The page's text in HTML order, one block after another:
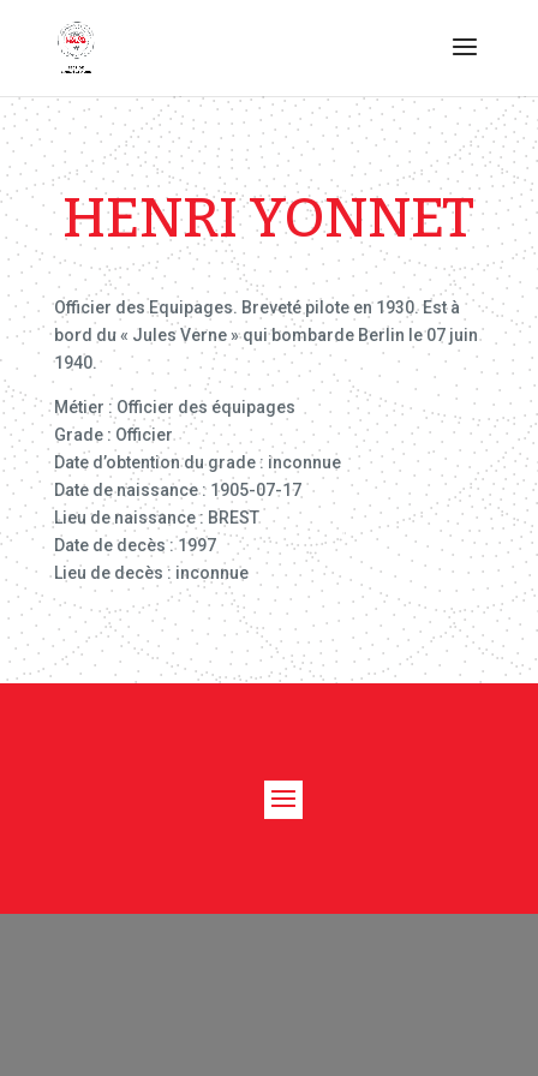
HENRI YONNET
Officier des Equipages. Breveté pilote en 1930. Est à
bord du « Jules Verne » qui bombarde Berlin le 07 juin
1940.
Métier : Officier des équipages
Grade : Officier
Date d’obtention du grade : inconnue
Date de naissance : 1905-07-17
Lieu de naissance : BREST
Date de decès : 1997
Lieu de decès : inconnue